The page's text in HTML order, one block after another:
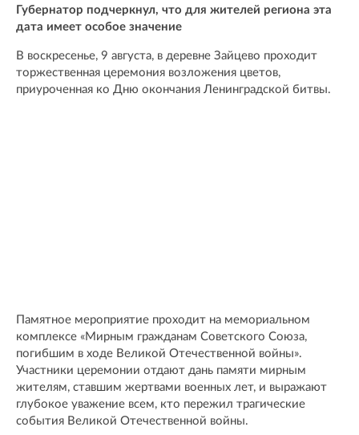
Губернатор подчеркнул, что для жителей региона эта
дата имеет особое значение
В воскресенье, 9 августа, в деревне Зайцево проходит
торжественная церемония возложения цветов,
приуроченная ко Дню окончания Ленинградской битвы.
Памятное мероприятие проходит на мемориальном
комплексе «Мирным гражданам Советского Союза,
погибшим в ходе Великой Отечественной войны».
Участники церемонии отдают дань памяти мирным
жителям, ставшим жертвами военных лет, и выражают
глубокое уважение всем, кто пережил трагические
события Великой Отечественной войны.